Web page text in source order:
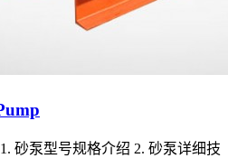
砂泵型号规格介绍 2. 砂泵详细技